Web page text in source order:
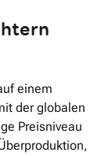
einem
der globalen
Preisniveau